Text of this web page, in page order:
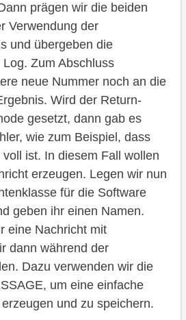
prägen wir die beiden
Verwendung der
und übergeben die
Zum Abschluss
neue Nummer noch an die
Wird der Return-
gesetzt, dann gab es
wie zum Beispiel, dass
ist. In diesem Fall wollen
erzeugen. Legen wir nun
für die Software
geben ihr einen Namen.
eine Nachricht mit
dann während der
Dazu verwenden wir die
um eine einfache
und zu speichern.